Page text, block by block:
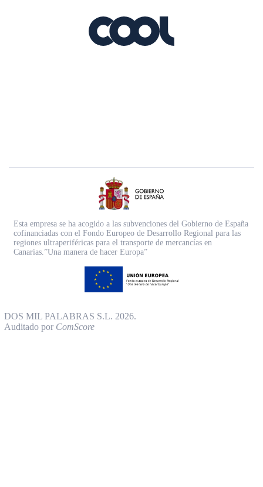
Esta empresa se ha acogido a las subvenciones del Gobierno de España
cofinanciadas con el Fondo Europeo de Desarrollo Regional para las
regiones ultraperiféricas para el transporte de mercancías en
Canarias.”Una manera de hacer Europa”
DOS MIL PALABRAS S.L. 2026.
Auditado por ComScore